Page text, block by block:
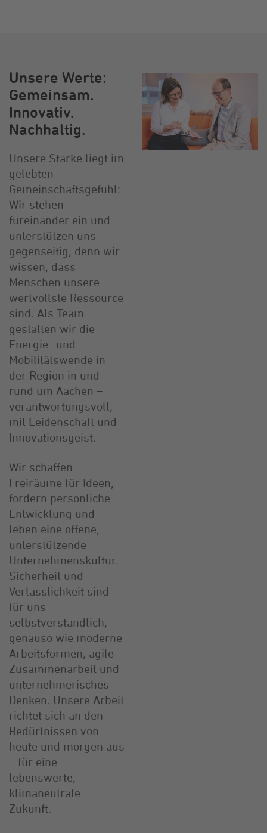
Unsere Werte:
Gemeinsam.
Innovativ.
Nachhaltig.
Unsere Stärke liegt im
gelebten
Gemeinschaftsgefühl:
Wir stehen
füreinander ein und
unterstützen uns
gegenseitig, denn wir
wissen, dass
Menschen unsere
wertvollste Ressource
sind. Als Team
gestalten wir die
Energie- und
Mobilitätswende in
der Region in und
rund um Aachen –
verantwortungsvoll,
mit Leidenschaft und
Innovationsgeist.
Wir schaffen
Freiräume für Ideen,
fördern persönliche
Entwicklung und
leben eine offene,
unterstützende
Unternehmenskultur.
Sicherheit und
Verlässlichkeit sind
für uns
selbstverständlich,
genauso wie moderne
Arbeitsformen, agile
Zusammenarbeit und
unternehmerisches
Denken. Unsere Arbeit
richtet sich an den
Bedürfnissen von
heute und morgen aus
– für eine
lebenswerte,
klimaneutrale
Zukunft.